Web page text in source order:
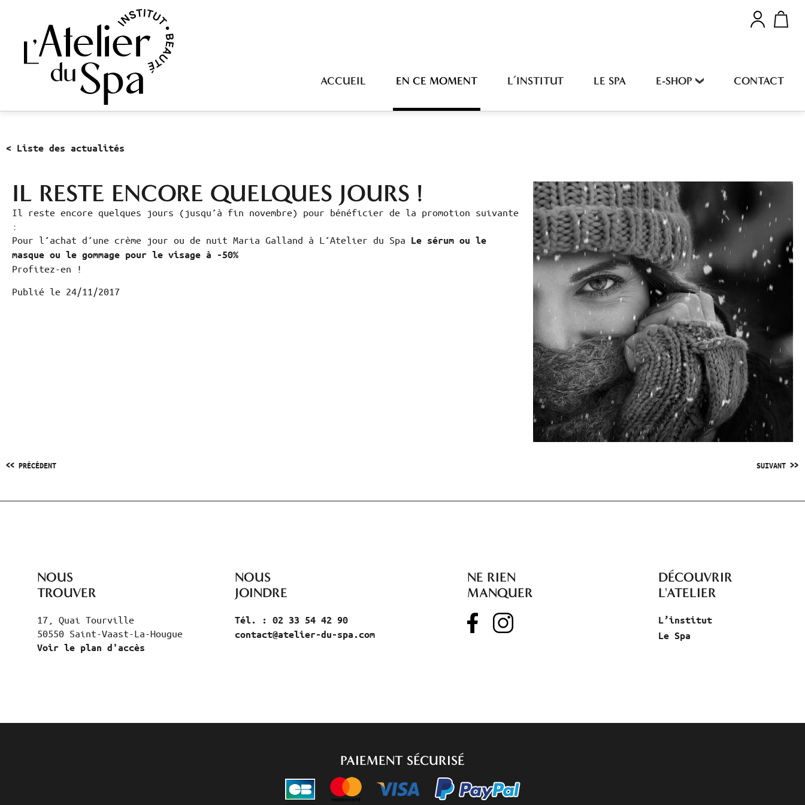
ACCUEIL EN CE MOMENT L’INSTITUT LE SPA E-SHOP CONTACT
< Liste des actualités
IL RESTE ENCORE QUELQUES JOURS !
Il reste encore quelques jours (jusqu’à fin novembre) pour bénéficier de la promotion suivante
:
Pour l’achat d’une crème jour ou de nuit Maria Galland à L’Atelier du Spa Le sérum ou le
masque ou le gommage pour le visage à -50%
Profitez-en !
Publié le 24/11/2017
<< PRÉCÉDENT SUIVANT >>
NOUS
TROUVER
17, Quai Tourville
50550 Saint-Vaast-La-Hougue
Voir le plan d'accès
NOUS
JOINDRE
Tél. : 02 33 54 42 90
contact@atelier-du-spa.com
NE RIEN
MANQUER
DÉCOUVRIR
L'ATELIER
L’institut
Le Spa
PAIEMENT SÉCURISÉ